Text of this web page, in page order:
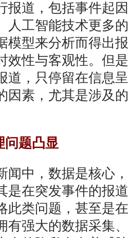
报道，包括事件起
人工智能技术更多
模型来分析而得出
效性与客观性。但
道，只停留在信息
因素，尤其是涉及
题凸显
中，数据是核心，
是在突发事件的报
此类问题，甚至是
有强大的数据采集